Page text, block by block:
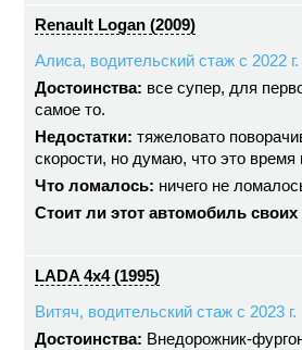
Renault Logan (2009)
Алиса, водительский стаж с 2022 г.
Достоинства: все супер, для
самое то.
Недостатки: тяжеловато
скорости, но думаю, что это время
Что ломалось: ничего не
Стоит ли этот автомобиль своих
LADA 4x4 (1995)
Витяч, водительский стаж с 2023 г.
Достоинства: Внедорожник-